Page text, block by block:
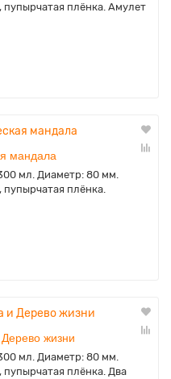
пупырчатая плёнка. Амулет
мандала
мл. Диаметр: 80 мм.
пупырчатая плёнка.
жизни
мл. Диаметр: 80 мм.
пупырчатая плёнка. Два